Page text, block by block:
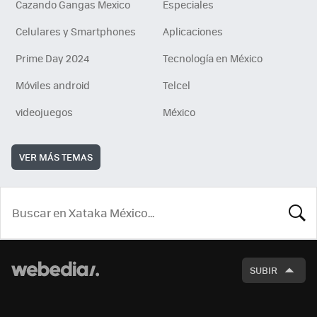
Cazando Gangas Mexico
Especiales
Celulares y Smartphones
Aplicaciones
Prime Day 2024
Tecnología en México
Móviles android
Telcel
videojuegos
México
VER MÁS TEMAS
SUBIR